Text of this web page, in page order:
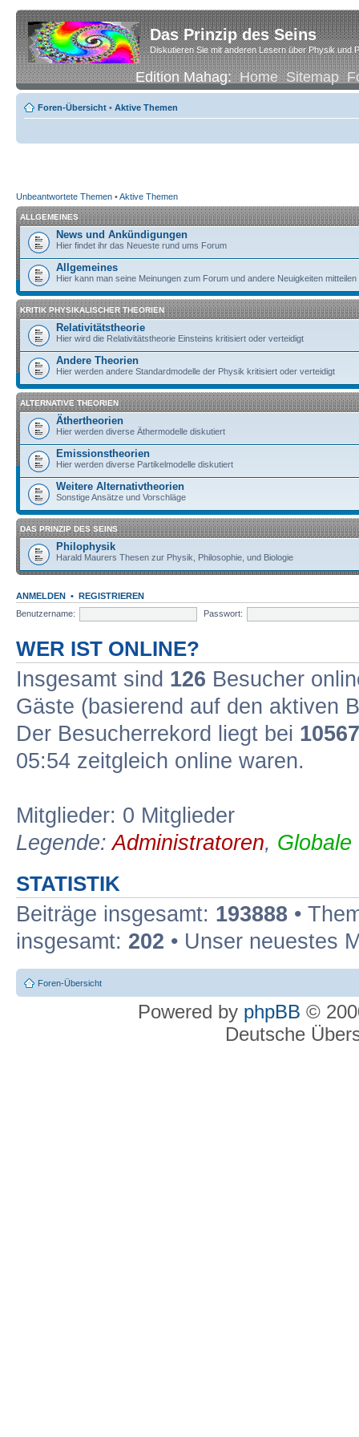
Das Prinzip des Seins
Diskutieren Sie mit anderen Lesern über Physik und
Edition Mahag:Home Sitemap
Foren-Übersicht • Aktive Themen
Unbeantwortete Themen •Aktive Themen
ALLGEMEINES
News und Ankündigungen
Hier findet ihr das Neueste rund ums Forum
Allgemeines
Hier kann man seine Meinungen zum Forum und andere Neuigkeiten mitteilen
KRITIK PHYSIKALISCHER THEORIEN
Relativitätstheorie
Hier wird die Relativitätstheorie Einsteins kritisiert oder verteidigt
Andere Theorien
Hier werden andere Standardmodelle der Physik kritisiert oder verteidigt
ALTERNATIVE THEORIEN
Äthertheorien
Hier werden diverse Äthermodelle diskutiert
Emissionstheorien
Hier werden diverse Partikelmodelle diskutiert
Weitere Alternativtheorien
Sonstige Ansätze und Vorschläge
DAS PRINZIP DES SEINS
Philophysik
Harald Maurers Thesen zur Physik, Philosophie, und Biologie
ANMELDEN • REGISTRIEREN
Benutzername:
Passwort:
WER IST ONLINE?
Insgesamt sind 126 Besucher
Gäste (basierend auf den aktiven
Der Besucherrekord liegt bei 10567
05:54 zeitgleich online waren.
Mitglieder: 0 Mitglieder
Legende:Administratoren, Globale
STATISTIK
Beiträge insgesamt: 193888 •
insgesamt: 202 • Unser neuestes
Foren-Übersicht
Powered by phpBB ©
Deutsche